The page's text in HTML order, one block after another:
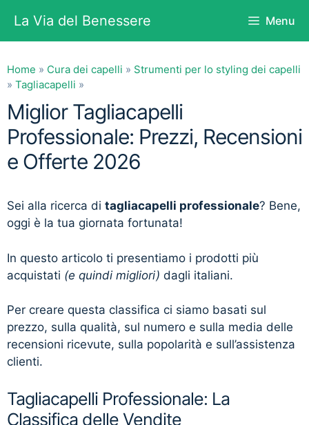
contenuto
La Via del Benessere Menu
Home » Cura dei capelli » Strumenti per lo styling dei capelli
» Tagliacapelli »
Miglior Tagliacapelli
Professionale: Prezzi, Recensioni
e Offerte 2026
Sei alla ricerca di tagliacapelli professionale? Bene,
oggi è la tua giornata fortunata!
In questo articolo ti presentiamo i prodotti più
acquistati (e quindi migliori) dagli italiani.
Per creare questa classifica ci siamo basati sul
prezzo, sulla qualità, sul numero e sulla media delle
recensioni ricevute, sulla popolarità e sull’assistenza
clienti.
Tagliacapelli Professionale: La
Classifica delle Vendite